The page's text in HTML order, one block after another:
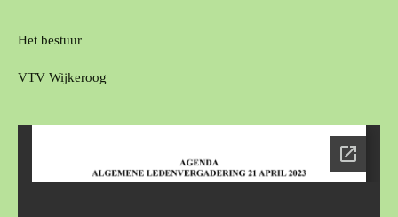
Het bestuur
VTV Wijkeroog